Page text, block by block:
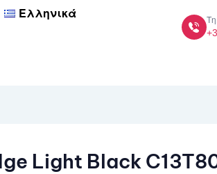
Ελληνικά
Light Black